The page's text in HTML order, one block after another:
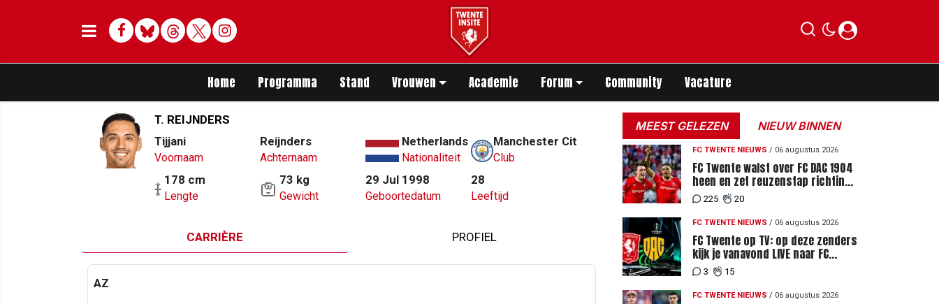
Facebook
BlueskyThreadsTwitterDelen op Whatsapp
Home Programma Stand Vrouwen Academie Forum Community Vacature
T. REIJNDERS
Tijjani
Voornaam
Reijnders
Achternaam
Netherlands
Nationaliteit
Manchester City
Club
178 cm
Lengte
73 kg
Gewicht
29 Jul 1998
Geboortedatum
28
Leeftijd
CARRIÈRE PROFIEL
AZ
MEEST GELEZEN NIEUW BINNEN
FC TWENTE NIEUWS / 06 augustus 2026
FC Twente walst over FC DAC 1904
heen en zet reuzenstap richting
de play-offs
225 20
FC TWENTE NIEUWS / 06 augustus 2026
FC Twente op TV: op deze zenders
kijk je vanavond LIVE naar FC
Twente - FC DAC 04
3 15
FC TWENTE NIEUWS / 06 augustus 2026